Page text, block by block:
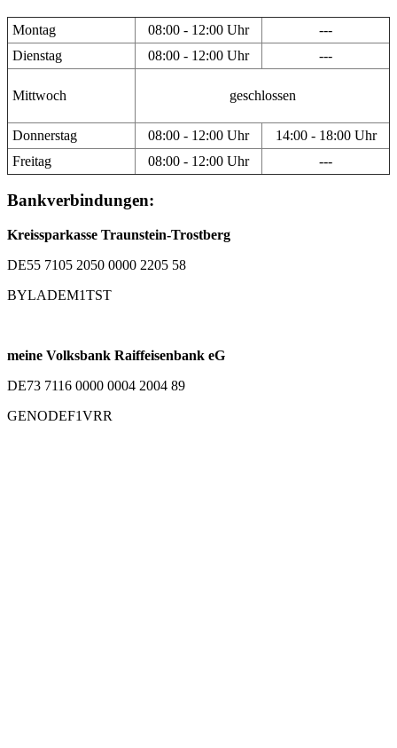
Montag 08:00 - 12:00 Uhr
---
Dienstag
08:00 - 12:00 Uhr ---
Mittwoch geschlossen
Donnerstag 08:00 - 12:00 Uhr
14:00 - 18:00 Uhr
Freitag
08:00 - 12:00 Uhr ---
Bankverbindungen:
Kreissparkasse Traunstein-Trostberg
DE55 7105 2050 0000 2205 58
BYLADEM1TST
meine Volksbank Raiffeisenbank eG
DE73 7116 0000 0004 2004 89
GENODEF1VRR